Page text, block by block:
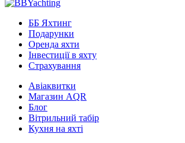
ББ Яхтинг
Подарунки
Оренда яхти
Інвестиції в яхту
Страхування
Авіаквитки
Магазин AQR
Блог
Вітрильний табір
Кухня на яхті